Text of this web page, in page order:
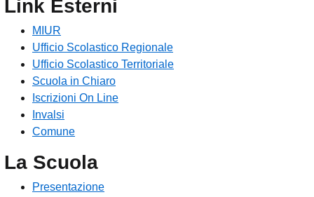
Link Esterni
MIUR
Ufficio Scolastico Regionale
Ufficio Scolastico Territoriale
Scuola in Chiaro
Iscrizioni On Line
Invalsi
Comune
La Scuola
Presentazione